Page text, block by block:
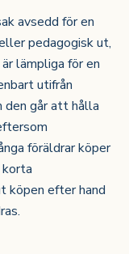
avsedd för en
pedagogisk ut,
lämpliga för en
utifrån
den går att hålla
föräldrar köper
korta
köpen efter hand